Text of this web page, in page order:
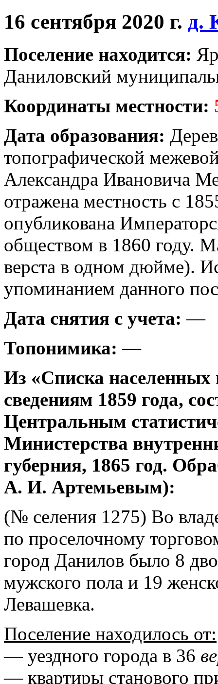
16 сентября 2020 г. д.
Поселение находится:
Даниловский
Координаты местности:
Дата образования:
топографической
Александра Ивановича
отражена местность с
опубликована
обществом в 1860 году.
верста в одном дюйме).
упоминанием данного
Дата снятия с учета: —
Топонимика: —
Из «Списка населенных
сведениям 1859 года,
Центральным
Министерства
губерния, 1865 год.
А. И. Артемьевым):
(№ селения 1275) Во
по проселочному
город Данилов было 8
мужского пола и 19
Левашевка.
Поселение находилось от:
— уездного города в 36
— квартиры станового